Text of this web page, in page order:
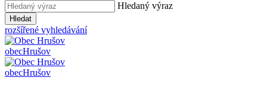
Hledaný výraz
Hledat
rozšířené vyhledávání
obecHrušov
obecHrušov